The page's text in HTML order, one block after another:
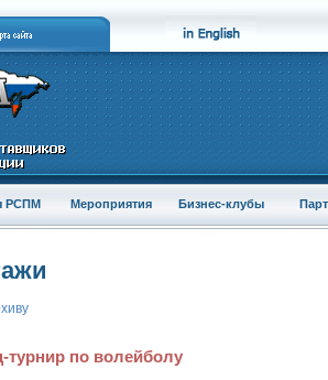
РСПМ Мероприятия Бизнес-клубы
по волейболу